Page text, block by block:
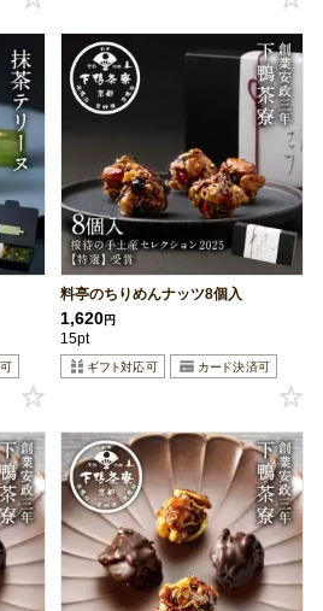
料亭のちりめんナッツ8個入
1,620円
15pt